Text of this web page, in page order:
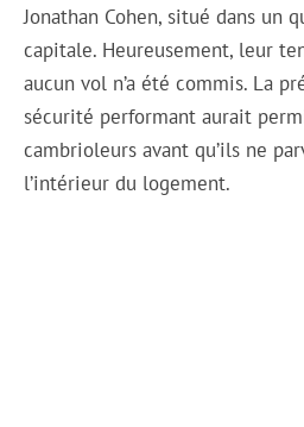
Jonathan Cohen, situé dans un
capitale. Heureusement, leur
aucun vol n’a été commis. La
sécurité performant aurait
cambrioleurs avant qu’ils ne
l’intérieur du logement.